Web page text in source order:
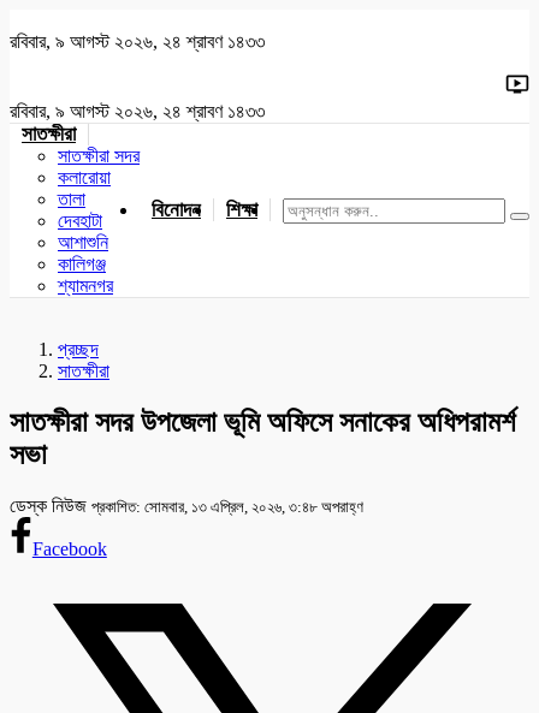
রবিবার, ৯ আগস্ট ২০২৬, ২৪ শ্রাবণ ১৪৩৩
রবিবার, ৯ আগস্ট ২০২৬, ২৪ শ্রাবণ ১৪৩৩
সাতক্ষীরা
সাতক্ষীরা সদর
কলারোয়া
তালা
দেবহাটা
আশাশুনি
কালিগঞ্জ
শ্যামনগর
বিনোদন শিক্ষা খেলাধুলা জাতীয় যশোর
প্রচ্ছদ
সাতক্ষীরা
সাতক্ষীরা সদর উপজেলা ভূমি অফিসে সনাকের অধিপরামর্শ
সভা
ডেস্ক নিউজ প্রকাশিত: সোমবার, ১৩ এপ্রিল, ২০২৬, ৩:৪৮ অপরাহ্ণ
Facebook